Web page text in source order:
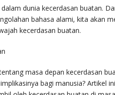
dunia kecerdasan buatan.
bahasa alami, kita akan
kecerdasan buatan.
masa depan kecerdasan
bagi manusia? Artikel